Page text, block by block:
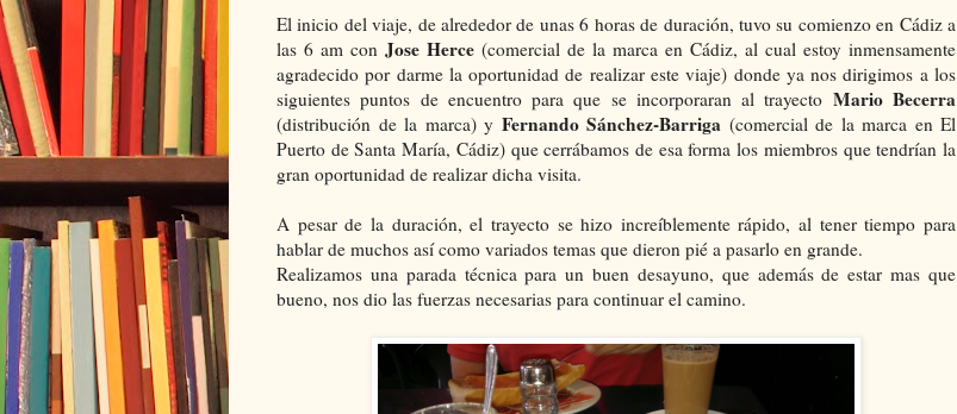
El inicio del viaje, de alrededor de unas 6 horas de duración, tuvo su comienzo en Cádiz a
las 6 am con Jose Herce (comercial de la marca en Cádiz, al cual estoy inmensamente
agradecido por darme la oportunidad de realizar este viaje) donde ya nos dirigimos a los
siguientes puntos de encuentro para que se incorporaran al trayecto Mario Becerra
(distribución de la marca) y Fernando Sánchez-Barriga (comercial de la marca en El
Puerto de Santa María, Cádiz) que cerrábamos de esa forma los miembros que tendrían la
gran oportunidad de realizar dicha visita.
A pesar de la duración, el trayecto se hizo increíblemente rápido, al tener tiempo para
hablar de muchos así como variados temas que dieron pié a pasarlo en grande.
Realizamos una parada técnica para un buen desayuno, que además de estar mas que
bueno, nos dio las fuerzas necesarias para continuar el camino.